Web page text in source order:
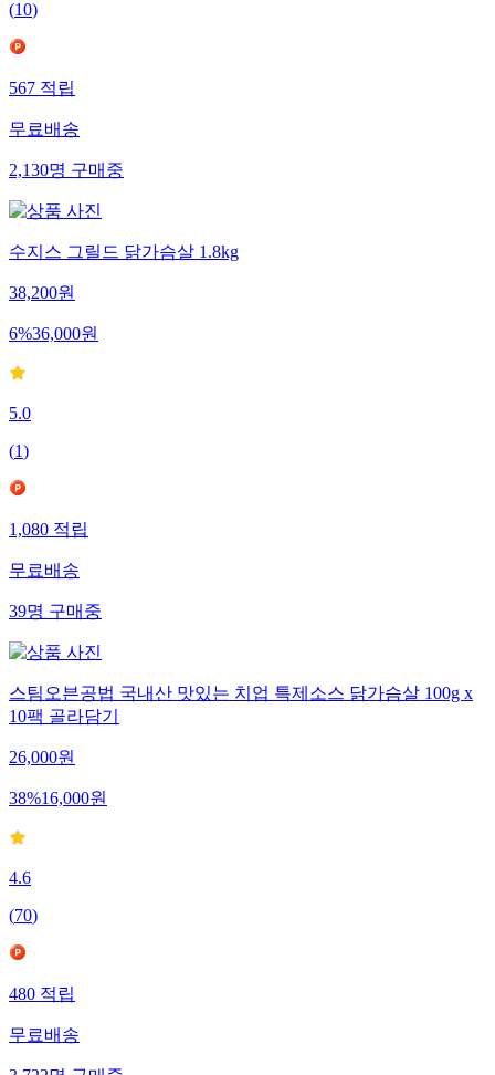
(10)
567적립
무료배송
2,130명구매중
수지스 그릴드 닭가슴살 1.8kg
38,200원
6%36,000원
5.0
(1)
1,080적립
무료배송
39명구매중
스팀오븐공법 국내산 맛있는 치업 특제소스 닭가슴살 100g x
10팩 골라담기
26,000원
38%16,000원
4.6
(70)
480적립
무료배송